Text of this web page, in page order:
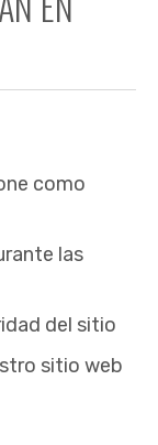
como
las
del sitio
sitio web